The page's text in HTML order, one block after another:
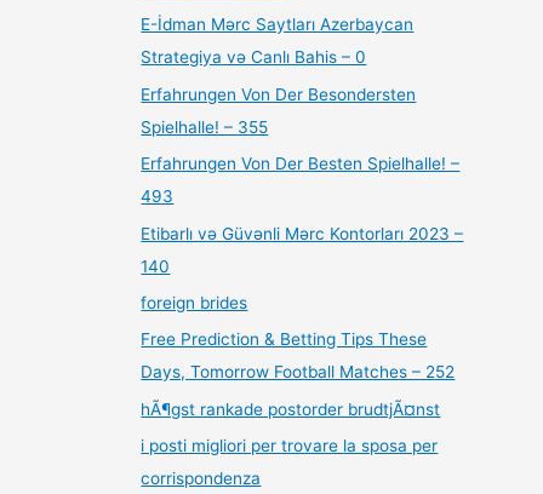
E-İdman Mərc Saytları Azerbaycan
Strategiya və Canlı Bahis – 0
Erfahrungen Von Der Besondersten
Spielhalle! – 355
Erfahrungen Von Der Besten Spielhalle! –
493
Etibarlı və Güvənli Mərc Kontorları 2023 –
140
foreign brides
Free Prediction & Betting Tips These
Days, Tomorrow Football Matches – 252
hÃ¶gst rankade postorder brudtjÃ¤nst
i posti migliori per trovare la sposa per
corrispondenza